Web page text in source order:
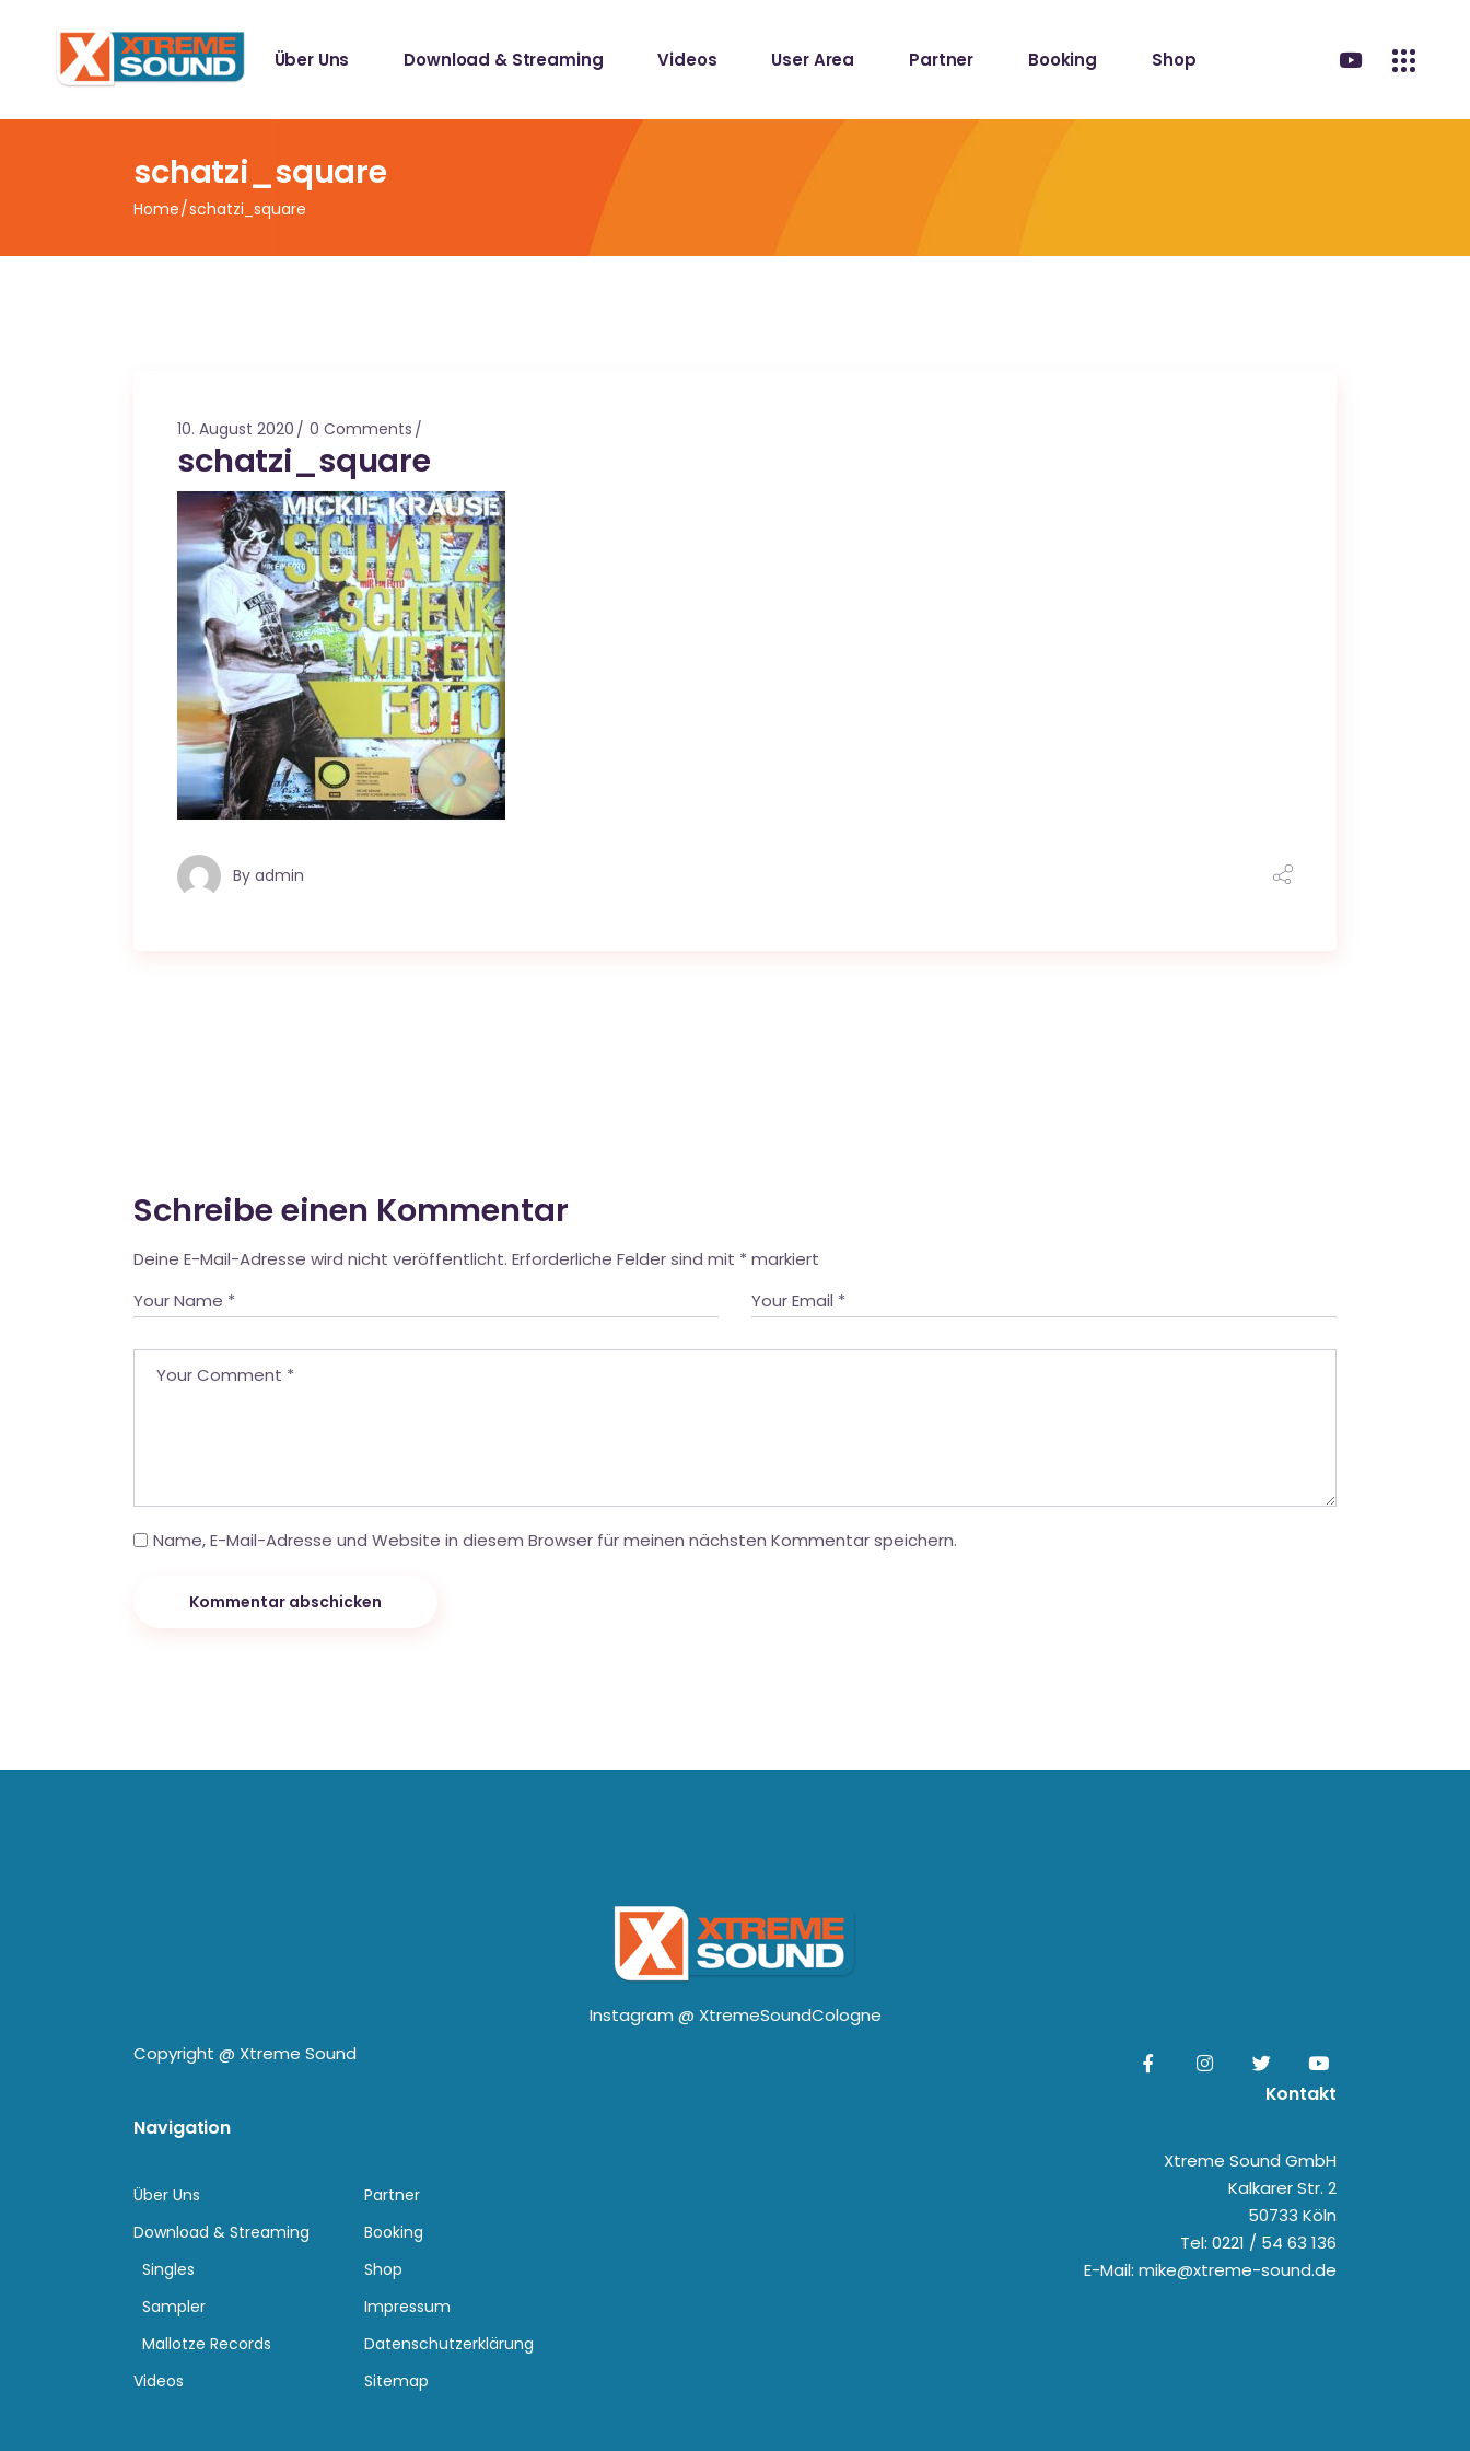
Über Uns Download & Streaming
Mallotze Records
Videos User Area Partner Booking Shop
Sampler
schatzi_square
Home schatzi_square
10. August 2020 0 Comments
schatzi_square
By admin
Schreibe einen Kommentar
Deine E-Mail-Adresse wird nicht veröffentlicht. Erforderliche Felder sind mit * markiert
Name, E-Mail-Adresse und Website in diesem Browser für meinen nächsten Kommentar speichern.
Kommentar abschicken
Instagram @ XtremeSoundCologne
Copyright @ Xtreme Sound
Navigation
Über Uns
Download & Streaming
Singles
Sampler
Mallotze Records
Videos
Partner
Booking
Shop
Impressum
Datenschutzerklärung
Sitemap
Kontakt
Xtreme Sound GmbH
Kalkarer Str. 2
50733 Köln
Tel: 0221 / 54 63 136
E-Mail: mike@xtreme-sound.de